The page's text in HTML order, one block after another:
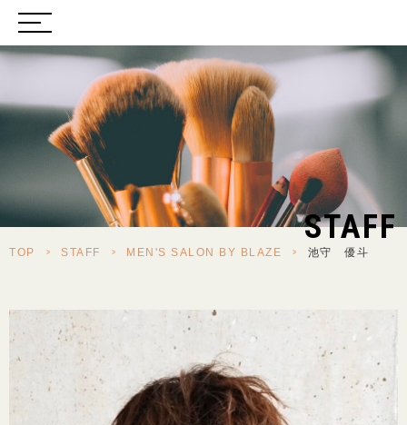
STAFF
TOP > STAFF > MEN'S SALON BY BLAZE > 池守 優斗